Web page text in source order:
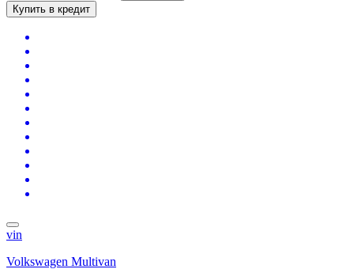
Купить в кредит
vin
Volkswagen Multivan